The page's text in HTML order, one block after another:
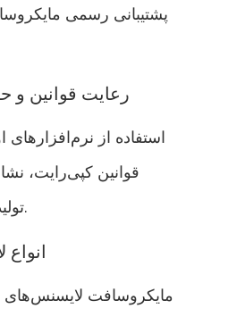
پشتیبانی رسمی
5. رعایت قوانین
استفاده از نرم‌افزارهای
قوانین کپی‌رایت،
تولیدکنندگان نرم‌افزار است.
مایکروسافت لایسنس‌های